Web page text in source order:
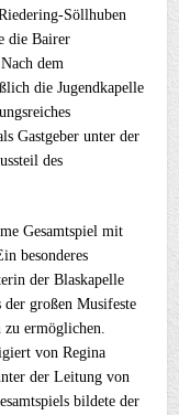
Söllhuben
die Bairer
dem
die Jugendkapelle
Gastgeber unter der
des
Gesamtspiel mit
besonderes
der Blaskapelle
großen Musifeste
ermöglichen.
von Regina
der Leitung von
bildete der